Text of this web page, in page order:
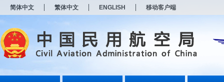
简体中文 繁体中文 ENGLISH 移动客户端
打
开
无
障
说